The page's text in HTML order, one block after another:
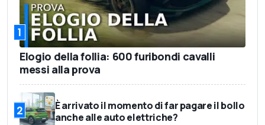
1
Elogio della follia: 600 furibondi cavalli
messi alla prova
2
È arrivato il momento di far pagare il bollo
anche alle auto elettriche?